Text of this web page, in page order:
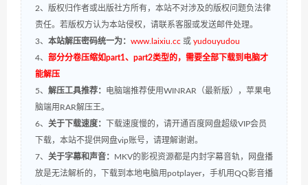
2、版权归作者或出版社方所有，本站不对涉及的版权问题负法律
责任。若版权方认为本站侵权，请联系客服或发送邮件处理。
3、 本站解压密码统一为： www.laixiu.cc 或 yudouyudou
4、 部分分卷压缩如part1、part2类型的，需要全部下载到电脑才
能解压
5、 解压工具推荐： 电脑端推荐使用WINRAR（最新版），苹果电
脑端用RAR解压王。
6、 关于下载速度：
下载速度慢的，请开通百度网盘超级VIP会员
下载，本站不提供网盘vip账号，请理解谢谢。
7、 关于字幕和声音： MKV的影视资源都是内封字幕音轨，网盘播
放是无法解析的，下载到本地电脑用potplayer，手机用QQ影音播